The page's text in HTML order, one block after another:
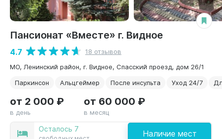
Пансионат «Вместе» г. Видное
4.7
18 отзывов
МО, Ленинский район, г. Видное, Спасский проезд, дом 26/1
Паркинсон
Альцгеймер После инсульта Уход 24/7
Осталось 7 Наличие мест
от 2 000 ₽
в день
от 60 000 ₽
в месяц